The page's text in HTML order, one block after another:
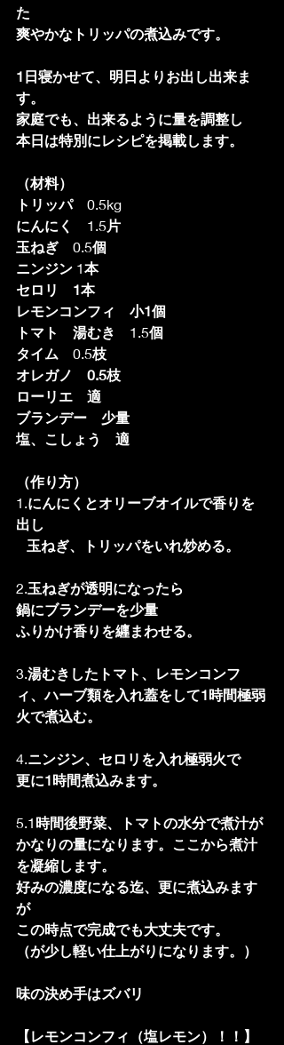
た
爽やかなトリッパの煮込みです。
1日寝かせて、明日よりお出し出来ま
す。
家庭でも、出来るように量を調整し
本日は特別にレシピを掲載します。
（材料）
トリッパ 0.5kg
にんにく 1.5片
玉ねぎ 0.5個
ニンジン 1本
セロリ　1本
レモンコンフィ　小1個
トマト　湯むき 1.5個
タイム 0.5枝
オレガノ　0.5枝
ローリエ　適
ブランデー　少量
塩、こしょう　適
（作り方）
1. にんにくとオリーブオイルで香りを
出し
玉ねぎ、トリッパをいれ炒める。
2. 玉ねぎが透明になったら
鍋にブランデーを少量
ふりかけ香りを纒まわせる。
3. 湯むきしたトマト、レモンコンフ
ィ、ハーブ類を入れ蓋をして1時間極弱
火で煮込む。
4. ニンジン、セロリを入れ極弱火で
更に1時間煮込みます。
5.1 時間後野菜、トマトの水分で煮汁が
かなりの量になります。ここから煮汁
を凝縮します。
好みの濃度になる迄、更に煮込みます
が
この時点で完成でも大丈夫です。
（が少し軽い仕上がりになります。）
味の決め手はズバリ
【レモンコンフィ（塩レモン）！！】